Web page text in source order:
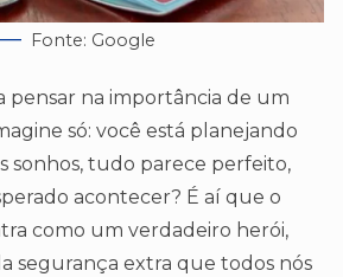
Fonte: Google
pensar na importância de um
só: você está planejando
sonhos, tudo parece perfeito,
acontecer? É aí que o
como um verdadeiro herói,
segurança extra que todos nós